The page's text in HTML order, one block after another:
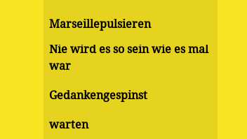
Marseillepulsieren
Nie wird es so sein wie es mal
war
Gedankengespinst
warten